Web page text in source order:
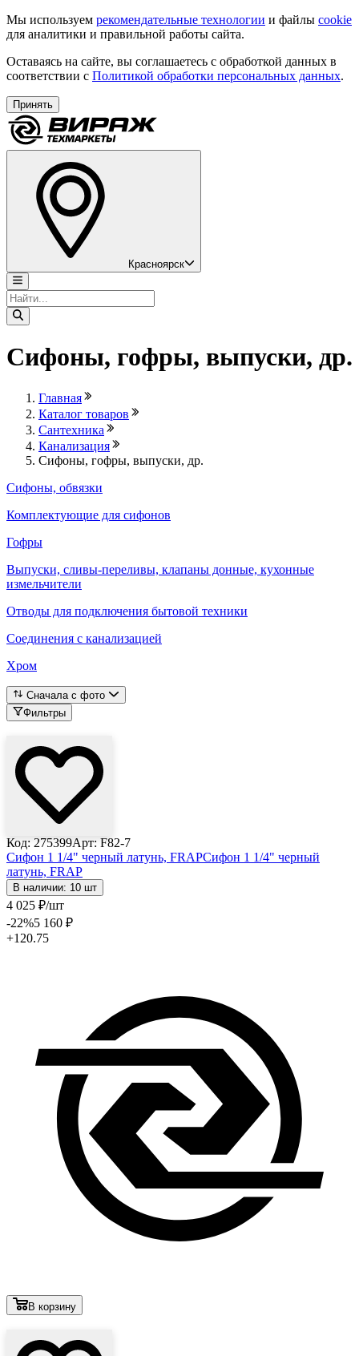
Мы используем рекомендательные технологии и файлы cookie
для аналитики и правильной работы сайта.
Оставаясь на сайте, вы соглашаетесь с обработкой данных в
соответствии с Политикой обработки персональных данных.
Принять
Красноярск
Сифоны, гофры, выпуски, др.
Главная
Каталог товаров
Сантехника
Канализация
Сифоны, гофры, выпуски, др.
Сифоны, обвязки
Комплектующие для сифонов
Гофры
Выпуски, сливы-переливы, клапаны донные, кухонные
измельчители
Отводы для подключения бытовой техники
Соединения с канализацией
Хром
Сначала с фото
Фильтры
Код: 275399Арт: F82-7
Сифон 1 1/4" черный латунь, FRAPСифон 1 1/4" черный
латунь, FRAP
В наличии: 10 шт
4 025 ₽/шт
-22%5 160 ₽
+120.75
В корзину